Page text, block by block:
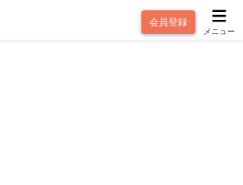
会員登録
メニュー